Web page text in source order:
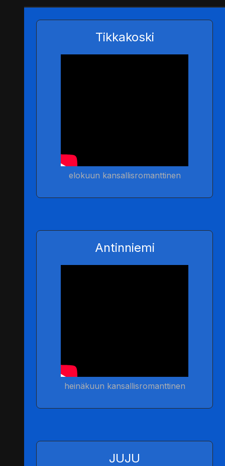
Tikkakoski
elokuun kansallisromanttinen
Antinniemi
heinäkuun kansallisromanttinen
JUJU